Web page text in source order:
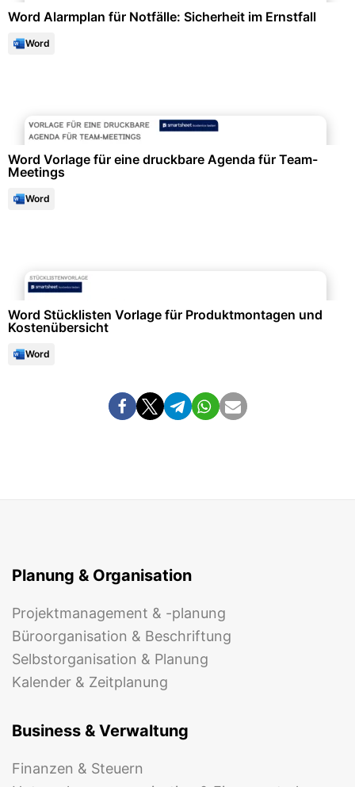
Word Alarmplan für Notfälle: Sicherheit im Ernstfall
Word
Word Vorlage für eine druckbare Agenda für Team-
Meetings
Word
Word Stücklisten Vorlage für Produktmontagen und
Kostenübersicht
Word
Planung & Organisation
Projektmanagement & -planung
Büroorganisation & Beschriftung
Selbstorganisation & Planung
Kalender & Zeitplanung
Business & Verwaltung
Finanzen & Steuern